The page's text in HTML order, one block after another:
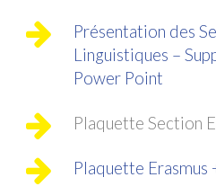
Présentation des
Linguistiques –
Power Point
Plaquette Section
Plaquette Erasmus